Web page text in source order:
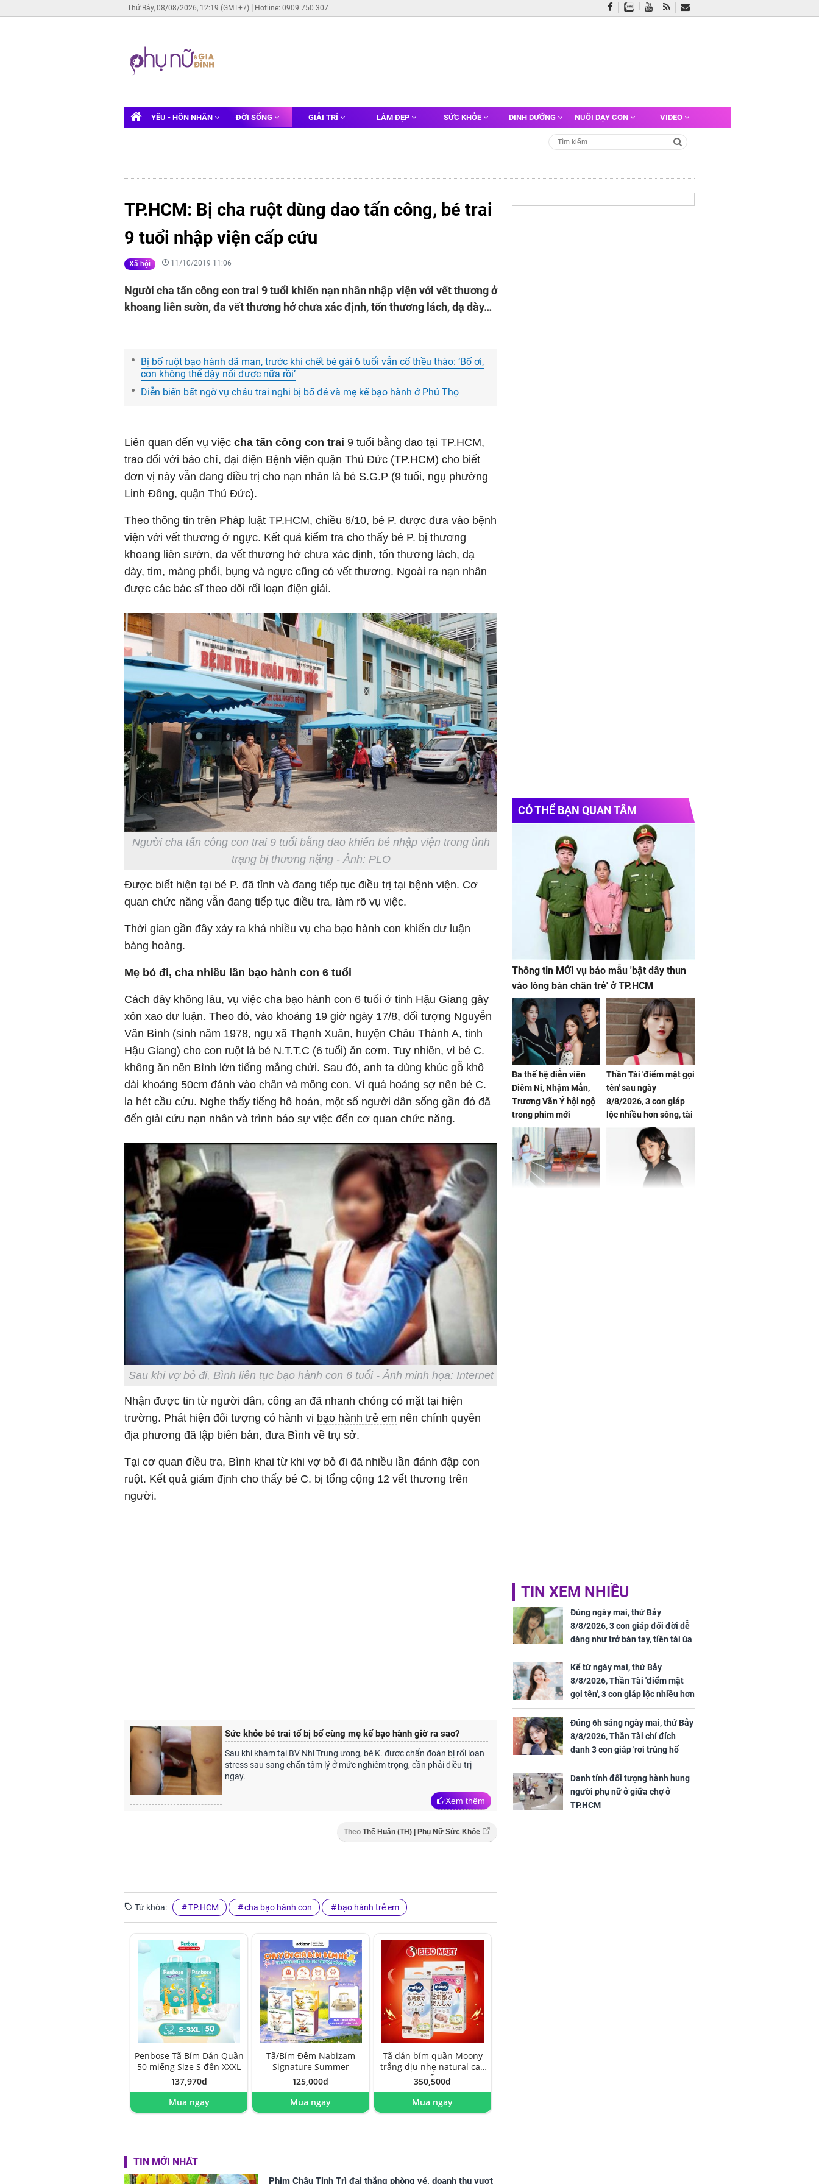
Thứ Bảy, 08/08/2026, 12:19 (GMT+7) Hotline: 0909 750 307
YÊU - HÔN NHÂN ĐỜI SỐNG GIẢI TRÍ LÀM ĐẸP SỨC KHỎE DINH DƯỠNG NUÔI DẠY CON VIDEO
TP.HCM: Bị cha ruột dùng dao tấn công, bé trai
9 tuổi nhập viện cấp cứu
Xã hội 11/10/2019 11:06
Người cha tấn công con trai 9 tuổi khiến nạn nhân nhập viện với vết thương ở
khoang liên sườn, đa vết thương hở chưa xác định, tổn thương lách, dạ dày…
Bị bố ruột bạo hành dã man, trước khi chết bé gái 6 tuổi vẫn cố thều thào: ‘Bố ơi,
con không thể dậy nổi được nữa rồi’
Diễn biến bất ngờ vụ cháu trai nghi bị bố đẻ và mẹ kế bạo hành ở Phú Thọ
Liên quan đến vụ việc cha tấn công con trai 9 tuổi bằng dao tại TP.HCM,
trao đổi với báo chí, đại diện Bệnh viện quận Thủ Đức (TP.HCM) cho biết
đơn vị này vẫn đang điều trị cho nạn nhân là bé S.G.P (9 tuổi, ngụ phường
Linh Đông, quận Thủ Đức).
Theo thông tin trên Pháp luật TP.HCM, chiều 6/10, bé P. được đưa vào bệnh
viện với vết thương ở ngực. Kết quả kiểm tra cho thấy bé P. bị thương
khoang liên sườn, đa vết thương hở chưa xác định, tổn thương lách, dạ
dày, tim, màng phổi, bụng và ngực cũng có vết thương. Ngoài ra nạn nhân
được các bác sĩ theo dõi rối loạn điện giải.
Người cha tấn công con trai 9 tuổi bằng dao khiến bé nhập viện trong tình
trạng bị thương nặng - Ảnh: PLO
Được biết hiện tại bé P. đã tỉnh và đang tiếp tục điều trị tại bệnh viện. Cơ
quan chức năng vẫn đang tiếp tục điều tra, làm rõ vụ việc.
Thời gian gần đây xảy ra khá nhiều vụ cha bạo hành con khiến dư luận
bàng hoàng.
Mẹ bỏ đi, cha nhiều lần bạo hành con 6 tuổi
Cách đây không lâu, vụ việc cha bạo hành con 6 tuổi ở tỉnh Hậu Giang gây
xôn xao dư luận. Theo đó, vào khoảng 19 giờ ngày 17/8, đối tượng Nguyễn
Văn Bình (sinh năm 1978, ngụ xã Thạnh Xuân, huyện Châu Thành A, tỉnh
Hậu Giang) cho con ruột là bé N.T.T.C (6 tuổi) ăn cơm. Tuy nhiên, vì bé C.
không ăn nên Bình lớn tiếng mắng chửi. Sau đó, anh ta dùng khúc gỗ khô
dài khoảng 50cm đánh vào chân và mông con. Vì quá hoảng sợ nên bé C.
la hét cầu cứu. Nghe thấy tiếng hô hoán, một số người dân sống gần đó đã
đến giải cứu nạn nhân và trình báo sự việc đến cơ quan chức năng.
Sau khi vợ bỏ đi, Bình liên tục bạo hành con 6 tuổi - Ảnh minh họa: Internet
Nhận được tin từ người dân, công an đã nhanh chóng có mặt tại hiện
trường. Phát hiện đối tượng có hành vi bạo hành trẻ em nên chính quyền
địa phương đã lập biên bản, đưa Bình về trụ sở.
Tại cơ quan điều tra, Bình khai từ khi vợ bỏ đi đã nhiều lần đánh đập con
ruột. Kết quả giám định cho thấy bé C. bị tổng cộng 12 vết thương trên
người.
Sức khỏe bé trai tố bị bố cùng mẹ kế bạo hành giờ ra sao?
Sau khi khám tại BV Nhi Trung ương, bé K. được chẩn đoán bị rối loạn
stress sau sang chấn tâm lý ở mức nghiêm trọng, cần phải điều trị
ngay.
Xem thêm
Theo Thế Huân (TH) | Phụ Nữ Sức Khỏe
Từ khóa: TP.HCM cha bạo hành con bạo hành trẻ em
Penbose Tã Bỉm Dán Quần
50 miếng Size S đến XXXL
137,970đ
Mua ngay
Tã/Bỉm Đêm Nabizam
Signature Summer
125,000đ
Mua ngay
Tã dán bỉm quần Moony
trắng dịu nhẹ natural cao
cấp
350,500đ
Mua ngay
TIN MỚI NHẤT
Phim Châu Tinh Trì đại thắng phòng vé, doanh thu vượt
CÓ THỂ BẠN QUAN TÂM
Thông tin MỚI vụ bảo mẫu 'bật dây thun
vào lòng bàn chân trẻ' ở TP.HCM
Ba thế hệ diễn viên
Diêm Ni, Nhậm Mẫn,
Trương Vãn Ý hội ngộ
trong phim mới
Thần Tài 'điểm mặt gọi
tên' sau ngày
8/8/2026, 3 con giáp
lộc nhiều hơn sông, tài
vận sáng như trăng
Rằm, chính thức hết
TIN XEM NHIỀU
Đúng ngày mai, thứ Bảy
8/8/2026, 3 con giáp đổi đời dễ
dàng như trở bàn tay, tiền tài ùa
tới, ngồi không lộc cũng đến,
phú quý theo tới già
Kể từ ngày mai, thứ Bảy
8/8/2026, Thần Tài 'điểm mặt
gọi tên', 3 con giáp lộc nhiều hơn
sông, tài vận sáng như trăng
Rằm, chính thức hết khổ
Đúng 6h sáng ngày mai, thứ Bảy
8/8/2026, Thần Tài chỉ đích
danh 3 con giáp 'rơi trúng hố
vàng', tiền bạc ùa về nhà 'như lũ
cuốn', vươn mình thành đại gia
trong phút chốc
Danh tính đối tượng hành hung
người phụ nữ ở giữa chợ ở
TP.HCM